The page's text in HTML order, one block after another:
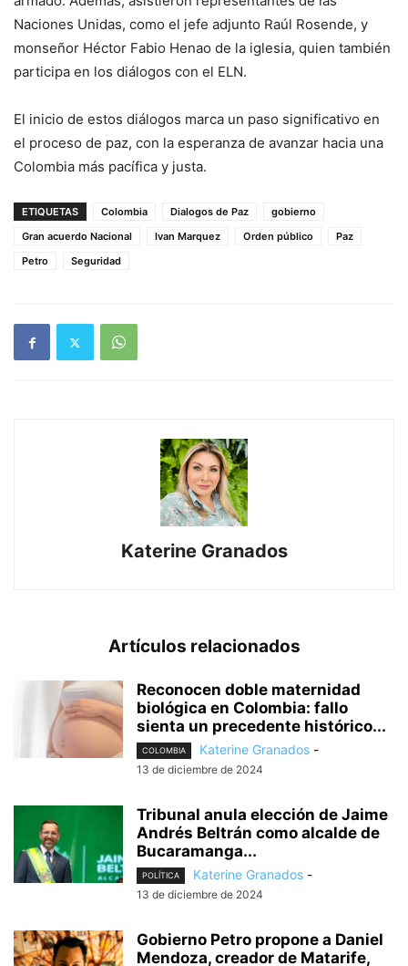
Naciones Unidas, como el jefe adjunto Raúl Rosende, y
monseñor Héctor Fabio Henao de la iglesia, quien también
participa en los diálogos con el ELN.
El inicio de estos diálogos marca un paso significativo en
el proceso de paz, con la esperanza de avanzar hacia una
Colombia más pacífica y justa.
ETIQUETAS Colombia Dialogos de Paz
gobierno
Gran acuerdo Nacional
Ivan Marquez Orden público
Paz
Petro
Seguridad
Katerine Granados
Artículos relacionados
Reconocen doble maternidad
biológica en Colombia: fallo
sienta un precedente histórico...
COLOMBIA Katerine Granados -
13 de diciembre de 2024
Tribunal anula elección de Jaime
Andrés Beltrán como alcalde de
Bucaramanga...
POLÍTICA Katerine Granados -
13 de diciembre de 2024
Gobierno Petro propone a Daniel
Mendoza, creador de Matarife,